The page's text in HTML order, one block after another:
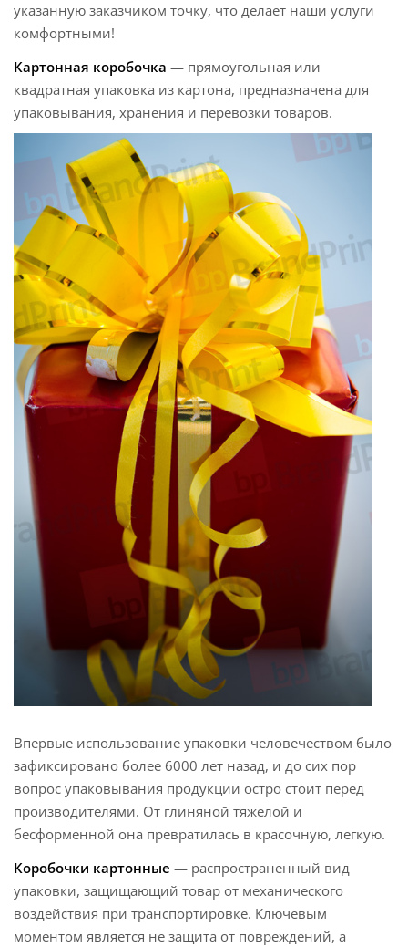
указанную заказчиком точку, что делает наши услуги
комфортными!
Картонная коробочка — прямоугольная или
квадратная упаковка из картона, предназначена для
упаковывания, хранения и перевозки товаров.
Впервые использование упаковки человечеством было
зафиксировано более 6000 лет назад, и до сих пор
вопрос упаковывания продукции остро стоит перед
производителями. От глиняной тяжелой и
бесформенной она превратилась в красочную, легкую.
Коробочки картонные — распространенный вид
упаковки, защищающий товар от механического
воздействия при транспортировке. Ключевым
моментом является не защита от повреждений, а